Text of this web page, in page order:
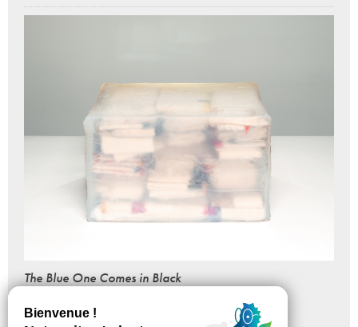
The Blue One Comes in Black
Du 09 - 09 au 18 - 12 - 2016